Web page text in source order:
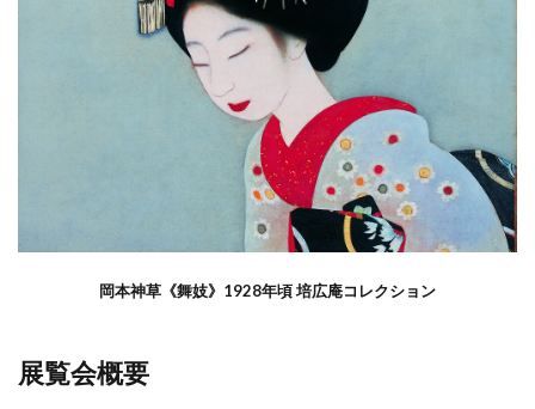
岡本神草《舞妓》1928年頃 培広庵コレクション
展覧会概要